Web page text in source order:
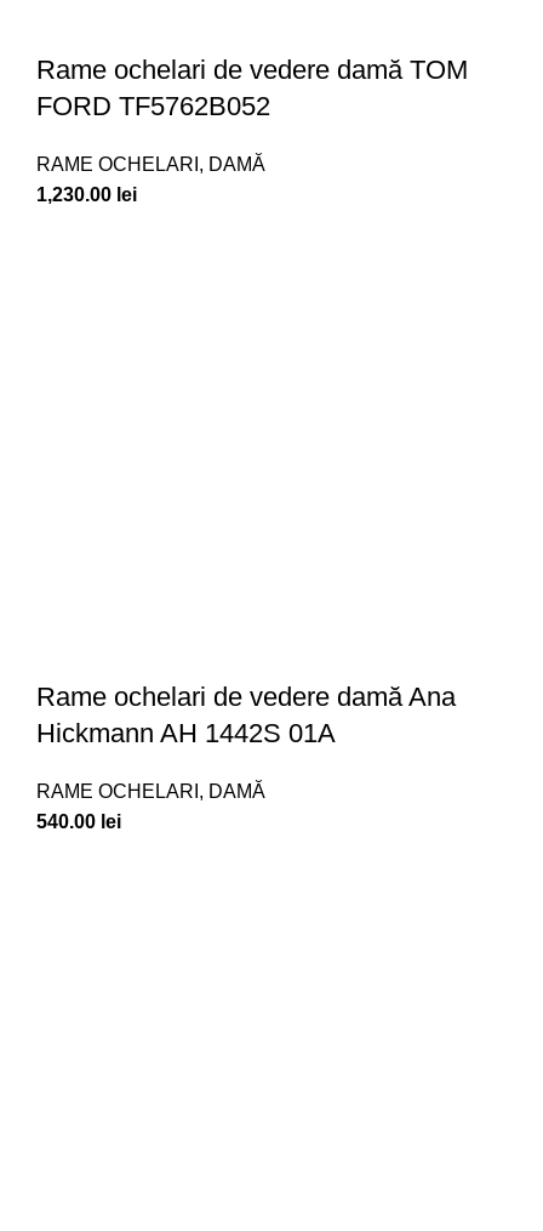
Rame ochelari de vedere damă TOM
FORD TF5762B052
RAME OCHELARI , DAMĂ
1,230.00 lei
Rame ochelari de vedere damă Ana
Hickmann AH 1442S 01A
RAME OCHELARI , DAMĂ
540.00 lei